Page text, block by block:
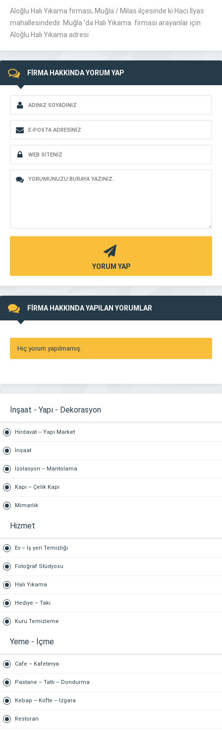
Aloğlu Halı Yıkama firması, Muğla / Milas ilçesinde ki Hacı İlyas
mahallesindedir. Muğla ‘da Halı Yıkama firması arayanlar için
Aloğlu Halı Yıkama adresi
FİRMA HAKKINDA YORUM YAP
YORUM YAP
FİRMA HAKKINDA YAPILAN YORUMLAR
Hiç yorum yapılmamış.
İnşaat - Yapı - Dekorasyon
Hırdavat – Yapı Market
İnşaat
İzolasyon – Mantolama
Kapı – Çelik Kapı
Mimarlık
Hizmet
Ev – İş yeri Temizliği
Fotoğraf Stüdyosu
Halı Yıkama
Hediye – Takı
Kuru Temizleme
Yeme - İçme
Cafe – Kafeterya
Pastane – Tatlı – Dondurma
Kebap – Köfte – Izgara
Restoran